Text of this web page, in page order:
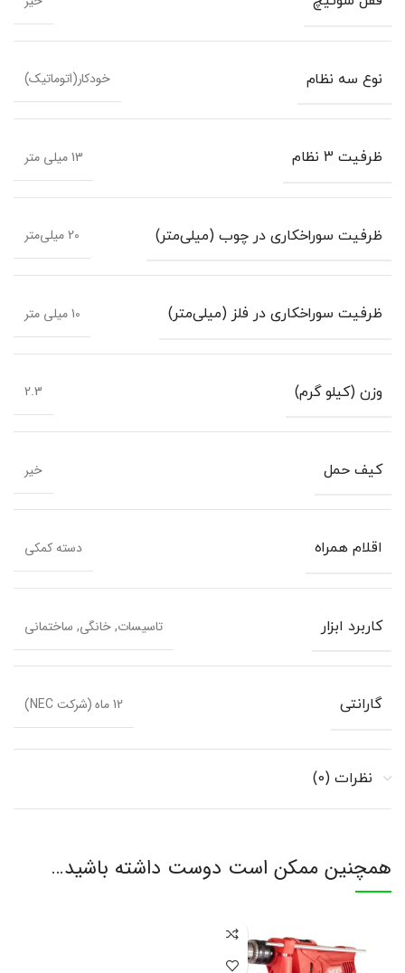
نوع سه نظام خودکار(اتوماتیک)
ظرفیت 3 نظام 13 میلی متر
ظرفیت سوراخکاری در چوب (میلی‌متر) 20 میلی‌متر
ظرفیت سوراخکاری در فلز (میلی‌متر) 10 میلی متر
وزن (کیلو گرم) 2.3
کیف حمل خیر
اقلام همراه دسته کمکی
کاربرد ابزار تاسیسات, خانگی, ساختمانی
گارانتی 12 ماه (شرکت NEC)
نظرات (0)
همچنین ممکن است دوست داشته باشید…